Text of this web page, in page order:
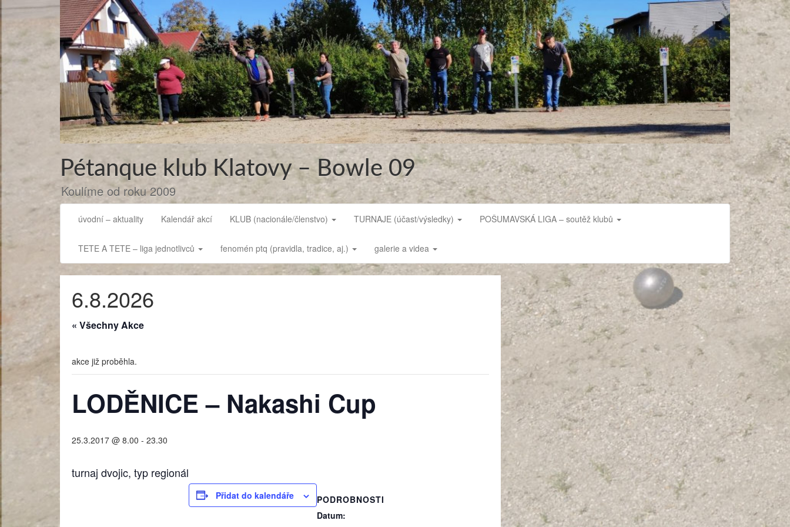
Přejít
k
webu
Pétanque klub Klatovy – Bowle 09
Koulíme od roku 2009
úvodní – aktuality Kalendář akcí KLUB (nacionále/členstvo) TURNAJE (účast/výsledky) POŠUMAVSKÁ LIGA – soutěž klubů
TETE A TETE – liga jednotlivců fenomén ptq (pravidla, tradice, aj.) galerie a videa
6.8.2026
« Všechny Akce
akce již proběhla.
LODĚNICE – Nakashi Cup
25.3.2017 @ 8.00 - 23.30
turnaj dvojic, typ regionál
Přidat do kalendáře
PODROBNOSTI
Datum: